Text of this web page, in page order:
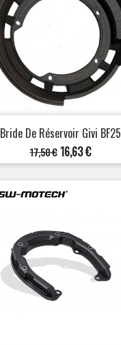
Bride De Réservoir Givi BF25
Prix
de
base
17,50 € Prix
16,63 €